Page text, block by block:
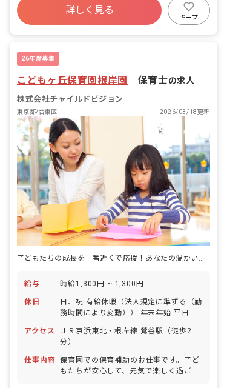
詳しく見る
キープ
26年度募集
こどもヶ丘保育園根岸園 保育士の求人
株式会社チャイルドビジョン
東京都/台東区 2026/03/18更新
子どもたちの成長を一番近くで応援！あなたの温かい心、ここで輝かせませんか？
給与 時給1,300円 ~ 1,300円
休日
日、祝 有給休暇（法人規定に準ずる（勤
務時間により変動）） 年末年始 平日・
アクセス
ＪＲ京浜東北・根岸線 鶯谷駅（徒歩2
分）
仕事内容 保育園での保育補助のお仕事です。子ど
もたちが安心して、元気で楽しく過ごせ